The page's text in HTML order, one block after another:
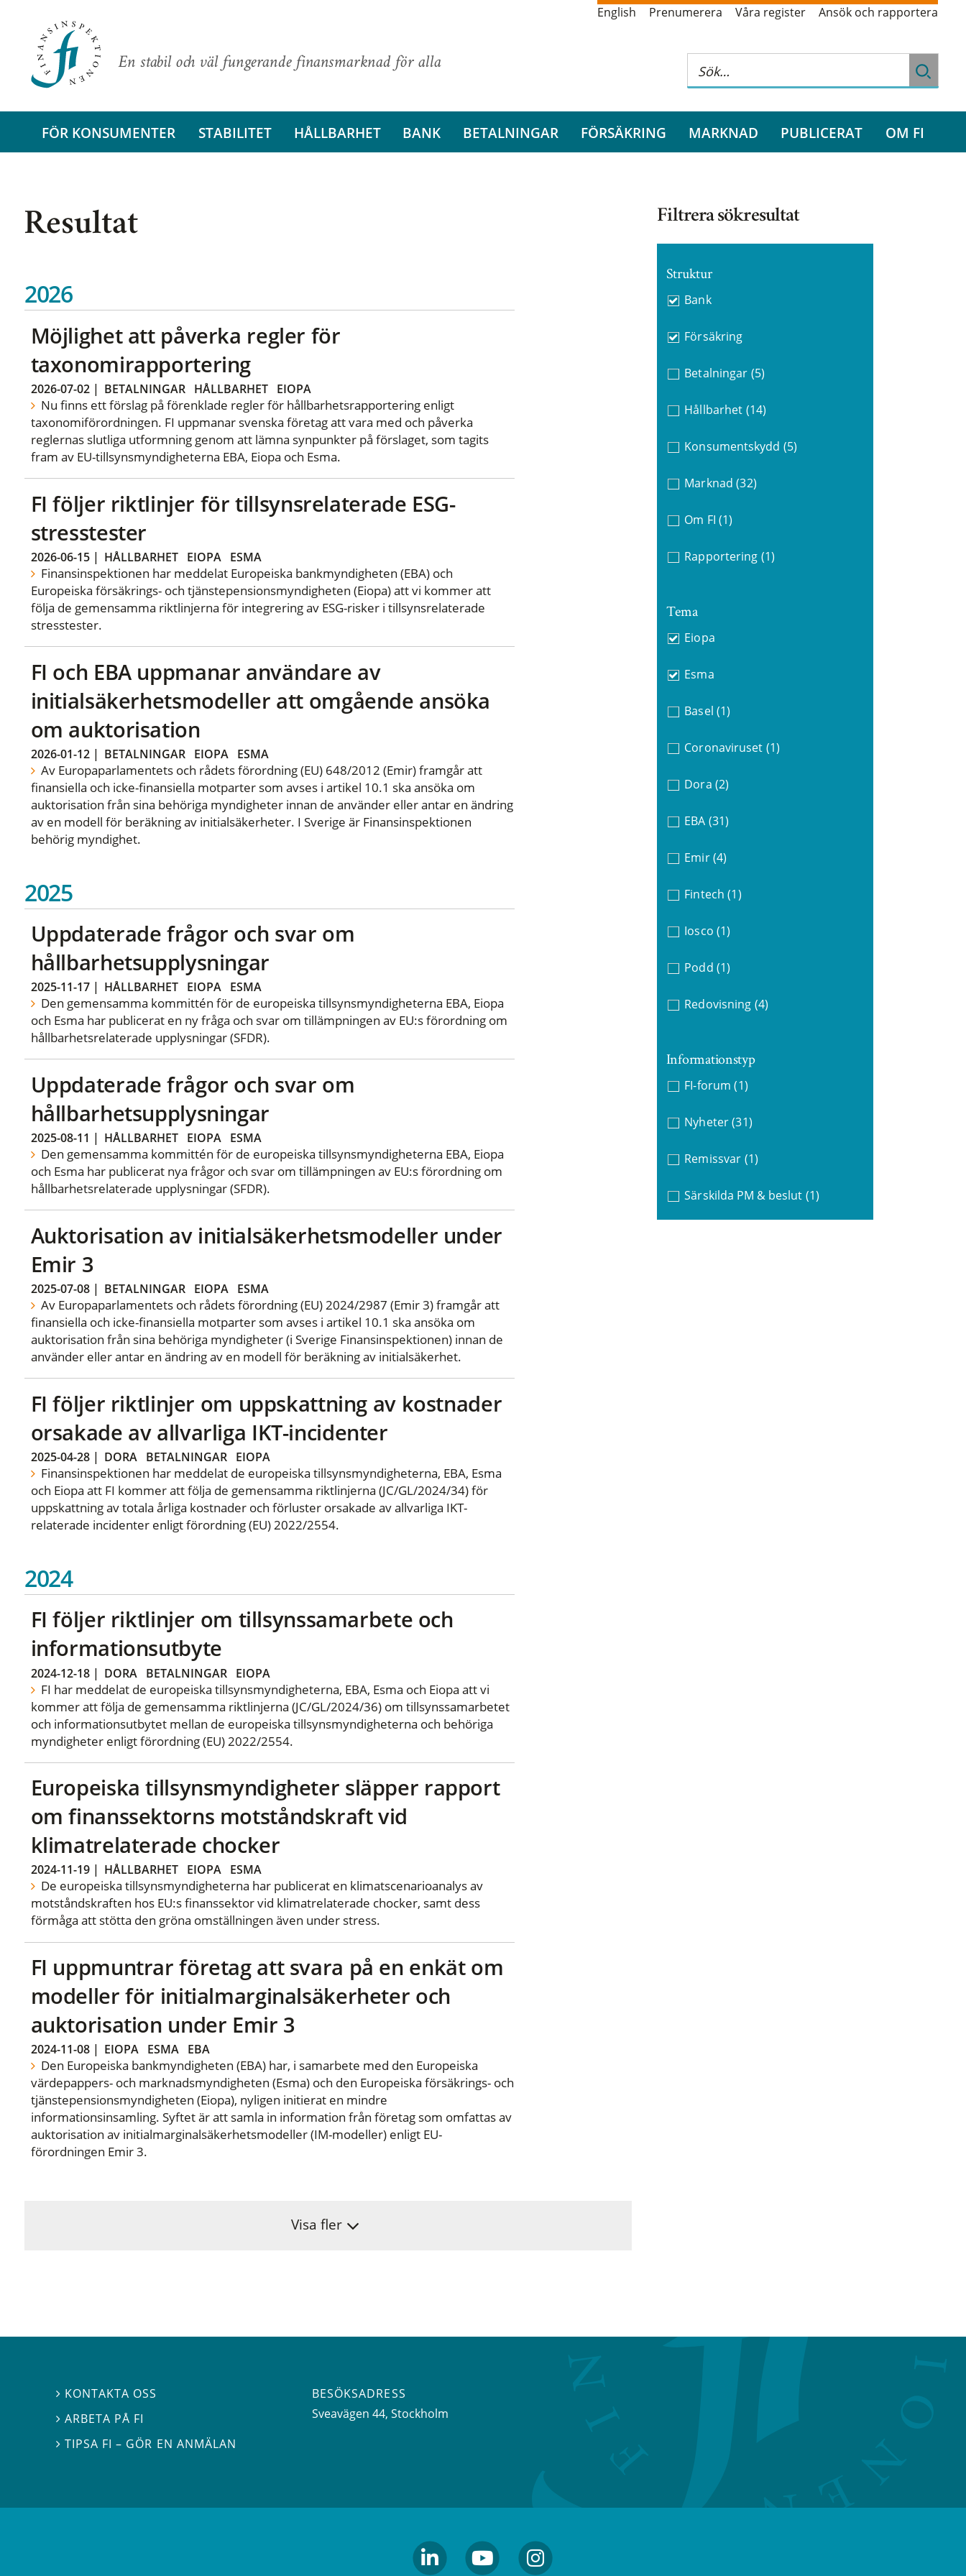
En stabil och väl fungerande finansmarknad för alla
English Prenumerera Våra register Ansök och rapportera
FÖR KONSUMENTER STABILITET HÅLLBARHET BANK BETALNINGAR FÖRSÄKRING MARKNAD PUBLICERAT OM FI
Resultat
2026
Möjlighet att påverka regler för
taxonomirapportering
2026-07-02| BETALNINGAR HÅLLBARHET EIOPA
Nu finns ett förslag på förenklade regler för hållbarhetsrapportering enligt
taxonomiförordningen. FI uppmanar svenska företag att vara med och påverka
reglernas slutliga utformning genom att lämna synpunkter på förslaget, som tagits
fram av EU-tillsynsmyndigheterna EBA, Eiopa och Esma.
FI följer riktlinjer för tillsynsrelaterade ESG-
stresstester
2026-06-15| HÅLLBARHET EIOPA ESMA
Finansinspektionen har meddelat Europeiska bankmyndigheten (EBA) och
Europeiska försäkrings- och tjänstepensionsmyndigheten (Eiopa) att vi kommer att
följa de gemensamma riktlinjerna för integrering av ESG-risker i tillsynsrelaterade
stresstester.
FI och EBA uppmanar användare av
initialsäkerhetsmodeller att omgående ansöka
om auktorisation
2026-01-12| BETALNINGAR EIOPA ESMA
Av Europaparlamentets och rådets förordning (EU) 648/2012 (Emir) framgår att
finansiella och icke-finansiella motparter som avses i artikel 10.1 ska ansöka om
auktorisation från sina behöriga myndigheter innan de använder eller antar en ändring
av en modell för beräkning av initialsäkerheter. I Sverige är Finansinspektionen
behörig myndighet.
2025
Uppdaterade frågor och svar om
hållbarhetsupplysningar
2025-11-17| HÅLLBARHET EIOPA ESMA
Den gemensamma kommittén för de europeiska tillsynsmyndigheterna EBA, Eiopa
och Esma har publicerat en ny fråga och svar om tillämpningen av EU:s förordning om
hållbarhetsrelaterade upplysningar (SFDR).
Uppdaterade frågor och svar om
hållbarhetsupplysningar
2025-08-11 | HÅLLBARHET EIOPA ESMA
Den gemensamma kommittén för de europeiska tillsynsmyndigheterna EBA, Eiopa
och Esma har publicerat nya frågor och svar om tillämpningen av EU:s förordning om
hållbarhetsrelaterade upplysningar (SFDR).
Auktorisation av initialsäkerhetsmodeller under
Emir 3
2025-07-08| BETALNINGAR EIOPA ESMA
Av Europaparlamentets och rådets förordning (EU) 2024/2987 (Emir 3) framgår att
finansiella och icke-finansiella motparter som avses i artikel 10.1 ska ansöka om
auktorisation från sina behöriga myndigheter (i Sverige Finansinspektionen) innan de
använder eller antar en ändring av en modell för beräkning av initialsäkerhet.
FI följer riktlinjer om uppskattning av kostnader
orsakade av allvarliga IKT-incidenter
2025-04-28| DORA BETALNINGAR EIOPA
Finansinspektionen har meddelat de europeiska tillsynsmyndigheterna, EBA, Esma
och Eiopa att FI kommer att följa de gemensamma riktlinjerna (JC/GL/2024/34) för
uppskattning av totala årliga kostnader och förluster orsakade av allvarliga IKT-
relaterade incidenter enligt förordning (EU) 2022/2554.
2024
FI följer riktlinjer om tillsynssamarbete och
informationsutbyte
2024-12-18| DORA BETALNINGAR EIOPA
FI har meddelat de europeiska tillsynsmyndigheterna, EBA, Esma och Eiopa att vi
kommer att följa de gemensamma riktlinjerna (JC/GL/2024/36) om tillsynssamarbetet
och informationsutbytet mellan de europeiska tillsynsmyndigheterna och behöriga
myndigheter enligt förordning (EU) 2022/2554.
Europeiska tillsynsmyndigheter släpper rapport
om finanssektorns motståndskraft vid
klimatrelaterade chocker
2024-11-19| HÅLLBARHET EIOPA ESMA
De europeiska tillsynsmyndigheterna har publicerat en klimatscenarioanalys av
motståndskraften hos EU:s finanssektor vid klimatrelaterade chocker, samt dess
förmåga att stötta den gröna omställningen även under stress.
FI uppmuntrar företag att svara på en enkät om
modeller för initialmarginalsäkerheter och
auktorisation under Emir 3
2024-11-08| EIOPA ESMA EBA
Den Europeiska bankmyndigheten (EBA) har, i samarbete med den Europeiska
värdepappers- och marknadsmyndigheten (Esma) och den Europeiska försäkrings- och
tjänstepensionsmyndigheten (Eiopa), nyligen initierat en mindre
informationsinsamling. Syftet är att samla in information från företag som omfattas av
auktorisation av initialmarginalsäkerhetsmodeller (IM-modeller) enligt EU-
förordningen Emir 3.
Visa fler
Filtrera sökresultat
Struktur
Bank
Försäkring
Betalningar (5)
Hållbarhet (14)
Konsumentskydd (5)
Marknad (32)
Om FI (1)
Rapportering (1)
Tema
Eiopa
Esma
Basel (1)
Coronaviruset (1)
Dora (2)
EBA (31)
Emir (4)
Fintech (1)
Iosco (1)
Podd (1)
Redovisning (4)
Informationstyp
FI-forum (1)
Nyheter (31)
Remissvar (1)
Särskilda PM & beslut (1)
 KONTAKTA OSS
ARBETA PÅ FI
TIPSA FI – GÖR EN ANMÄLAN
BESÖKSADRESS
Sveavägen 44, Stockholm